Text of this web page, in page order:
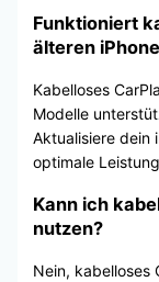
Funktioniert
älteren
Kabelloses
Modelle
Aktualisiere dein
optimale
Kann ich
nutzen?
Nein, kabelloses